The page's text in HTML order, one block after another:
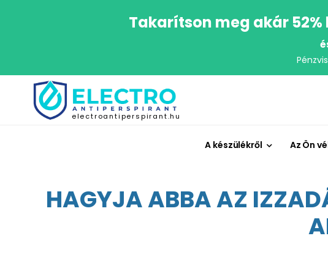
Takarítson meg akár
electroantiperspirant.hu
A készülékről Az Ön
HAGYJA ABBA AZ